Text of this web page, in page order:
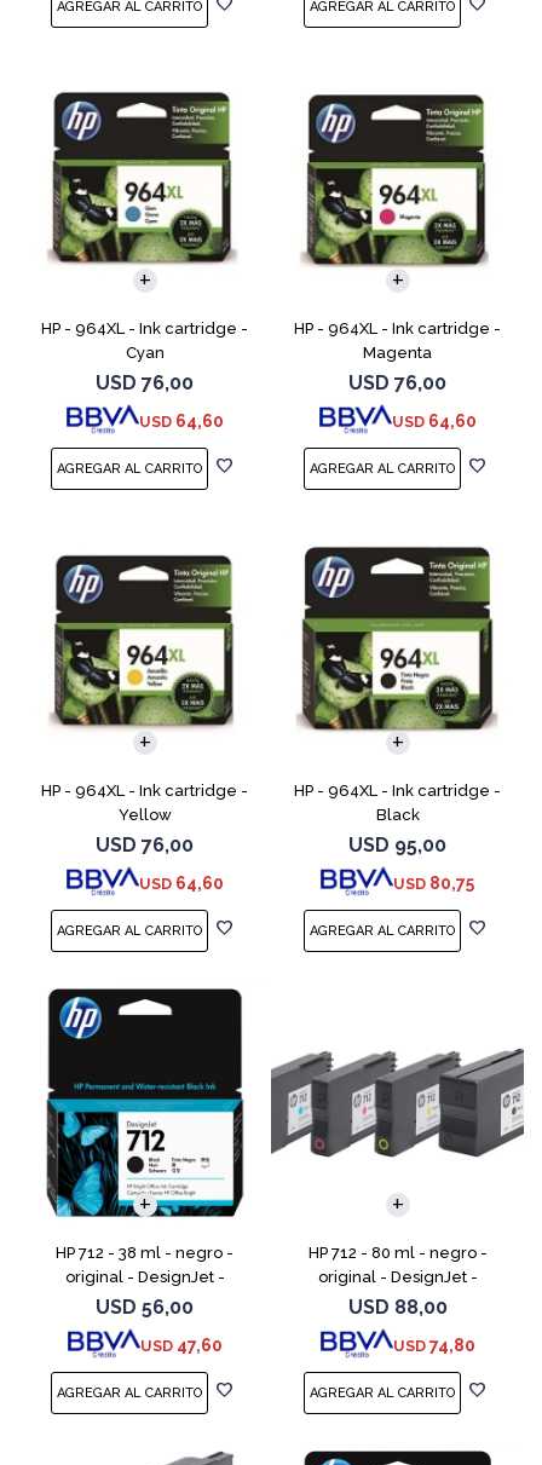
HP - 964XL - Ink cartridge -
Cyan
USD 76,00
USD 64,60
HP - 964XL - Ink cartridge -
Magenta
USD 76,00
USD 64,60
HP - 964XL - Ink cartridge -
Yellow
USD 76,00
USD 64,60
HP - 964XL - Ink cartridge -
Black
USD 95,00
USD 80,75
HP 712 - 38 ml - negro -
original - DesignJet -
cartucho de tinta - para
DesignJet Studio, T210, T230,
T250, T630, T650
USD 56,00
USD 47,60
HP 712 - 80 ml - negro -
original - DesignJet -
cartucho de tinta - para
DesignJet Studio, T210, T230,
T250, T630, T650
USD 88,00
USD 74,80